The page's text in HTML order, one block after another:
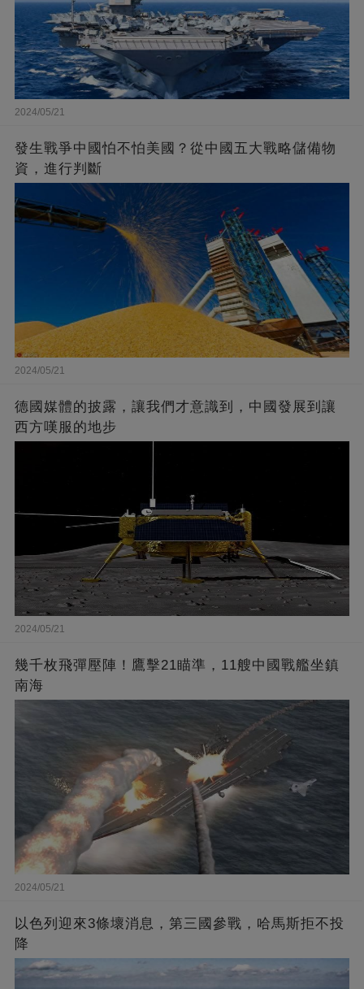
2024/05/21
發生戰爭中國怕不怕美國？從中國五大戰略儲備物
資，進行判斷
2024/05/21
德國媒體的披露，讓我們才意識到，中國發展到讓
西方嘆服的地步
2024/05/21
幾千枚飛彈壓陣！鷹擊21瞄準，11艘中國戰艦坐鎮
南海
2024/05/21
以色列迎來3條壞消息，第三國參戰，哈馬斯拒不投
降